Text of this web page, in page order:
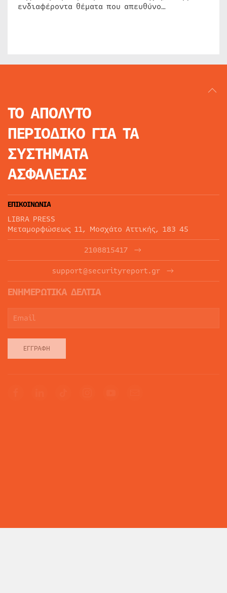
ενδιαφέροντα θέματα που απευθύνο…
ΤΟ ΑΠΟΛΥΤΟ
ΠΕΡΙΟΔΙΚΟ ΓΙΑ ΤΑ
ΣΥΣΤΗΜΑΤΑ
ΑΣΦΑΛΕΙΑΣ
ΕΠΙΚΟΙΝΩΝΙΑ
LIBRA PRESS
Μεταμορφώσεως 11, Μοσχάτο Αττικής, 183 45
2108815417
support@securityreport.gr
ΕΝΗΜΕΡΩΤΙΚΑ ΔΕΛΤΙΑ
ΕΓΓΡΑΦΉ